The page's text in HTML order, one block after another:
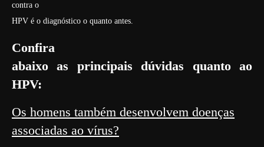
contra o
HPV é o diagnóstico o quanto antes.
Confira
abaixo as principais dúvidas quanto ao
HPV:
Os homens também desenvolvem doenças
associadas ao vírus?